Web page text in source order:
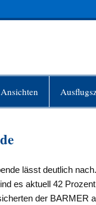
lässt deutlich
es aktuell 42
der BARMER